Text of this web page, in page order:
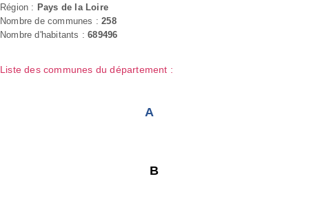
Région : Pays de la Loire
Nombre de communes :258
Nombre d'habitants :689496
Liste des communes du département :
A
B